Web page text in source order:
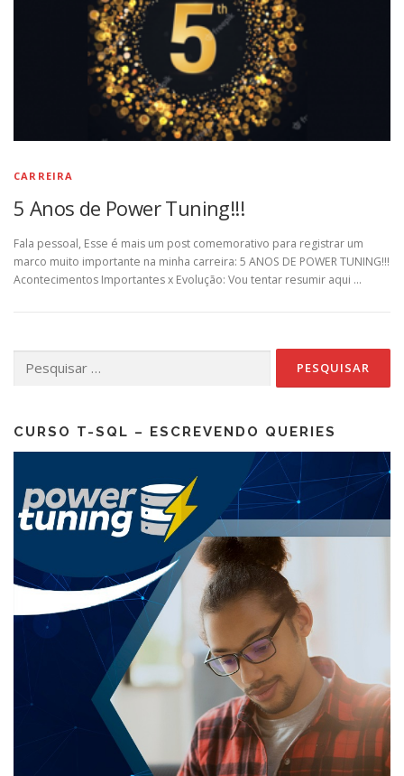
CARREIRA
5 Anos de Power Tuning!!!
Fala pessoal, Esse é mais um post comemorativo para registrar um
marco muito importante na minha carreira: 5 ANOS DE POWER TUNING!!!
Acontecimentos Importantes x Evolução: Vou tentar resumir aqui …
por:
CURSO T-SQL – ESCREVENDO QUERIES